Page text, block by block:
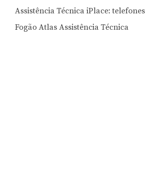
Assistência Técnica iPlace:
Fogão Atlas Assistência Técnica